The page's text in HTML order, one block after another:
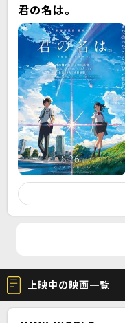
君の名は。
上映中の映画一覧